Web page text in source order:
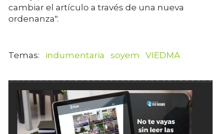
cambiar el artículo a través de una nueva
ordenanza".
indumentaria soyem VIEDMA